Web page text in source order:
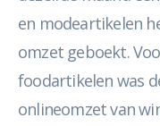
en modeartikelen
omzet geboekt.
foodartikelen was
onlineomzet van